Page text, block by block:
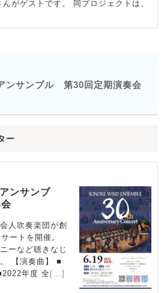
ンサンブル 第30回定期演奏会
ー